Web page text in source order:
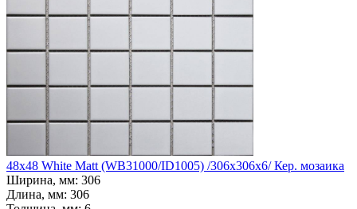
48x48 White Matt (WB31000/ID1005) /306х306х6/ Кер. мозаика
Ширина, мм: 306
Длина, мм: 306